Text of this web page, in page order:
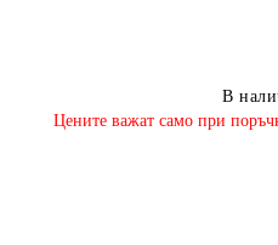
В
​Цените важат само при